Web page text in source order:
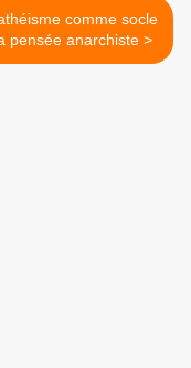
comme socle
de la pensée anarchiste >